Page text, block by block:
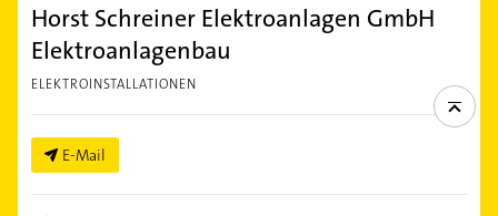
Horst Schreiner Elektroanlagen GmbH
Elektroanlagenbau
ELEKTROINSTALLATIONEN
E-Mail